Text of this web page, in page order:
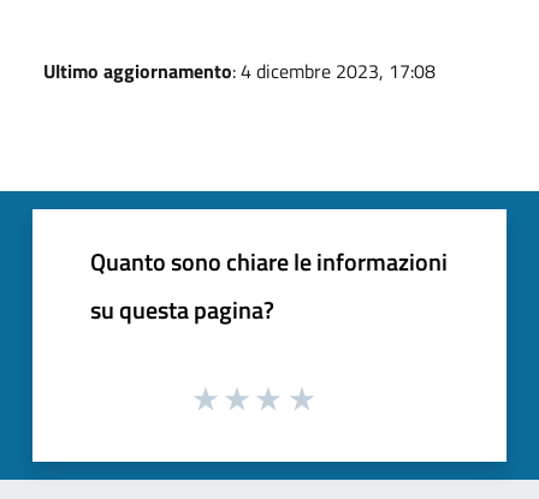
Ultimo aggiornamento: 4 dicembre 2023, 17:08
Quanto sono chiare le informazioni
su questa pagina?